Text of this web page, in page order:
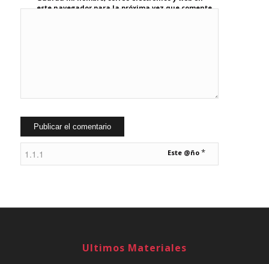
este navegador para la próxima vez que comente.
Este @ño *
Ultimos Materiales